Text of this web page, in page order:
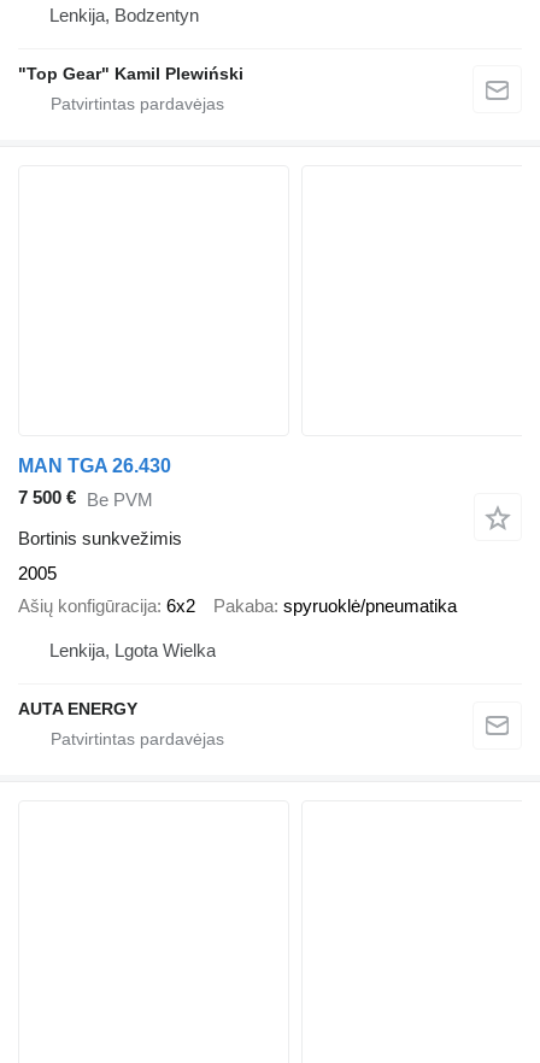
Lenkija, Bodzentyn
"Top Gear" Kamil Plewiński
MAN TGA 26.430
7 500 € Be PVM
Bortinis sunkvežimis
2005
Ašių konfigūracija 6x2 Pakaba spyruoklė/pneumatika
Lenkija, Lgota Wielka
AUTA ENERGY